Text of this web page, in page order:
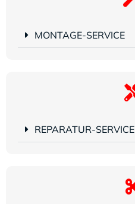
MONTAGE-SERVICE
REPARATUR-SERVICE